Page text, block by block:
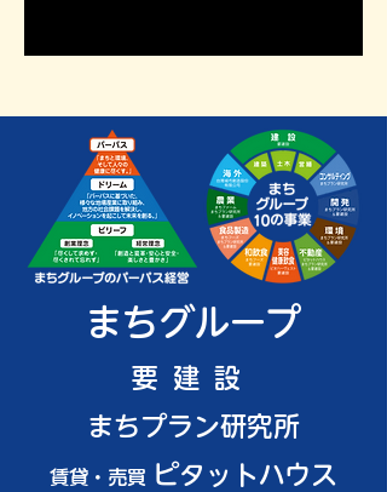
​まちグループ
要建設
まちプラン研究所
賃貸・売買 ピタットハウス